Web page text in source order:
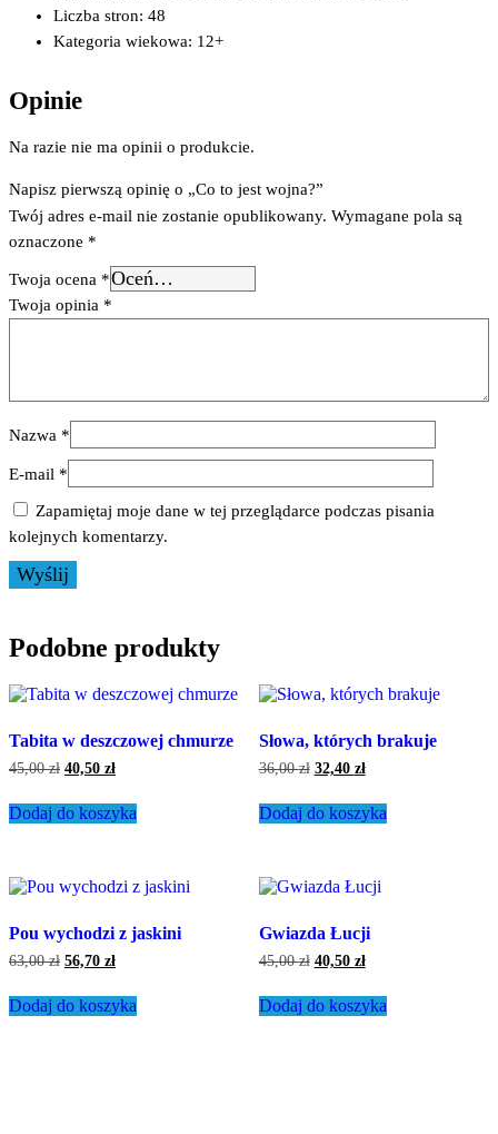
Liczba stron: 48
Kategoria wiekowa: 12+
Opinie
Na razie nie ma opinii o produkcie.
Napisz pierwszą opinię o „Co to jest wojna?”
Twój adres e-mail nie zostanie opublikowany. Wymagane pola są
oznaczone *
Twoja ocena *
Twoja opinia *
Nazwa *
E-mail *
Zapamiętaj moje dane w tej przeglądarce podczas pisania
kolejnych komentarzy.
Podobne produkty
Tabita w deszczowej chmurze
45,00zł 40,50 zł
Dodaj do koszyka
Słowa, których brakuje
36,00zł 32,40 zł
Dodaj do koszyka
Pou wychodzi z jaskini
63,00zł 56,70 zł
Dodaj do koszyka
Gwiazda Łucji
45,00zł 40,50 zł
Dodaj do koszyka